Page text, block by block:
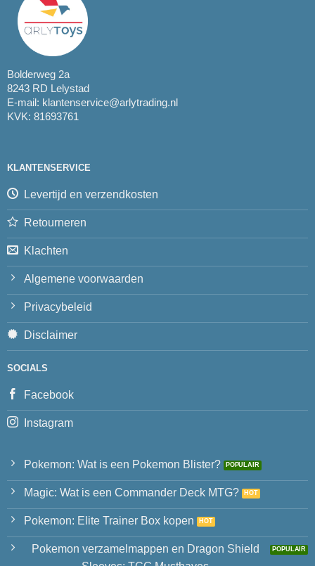
Bolderweg 2a
8243 RD Lelystad
E-mail: klantenservice@arlytrading.nl
KVK: 81693761
KLANTENSERVICE
Levertijd en verzendkosten
Retourneren
Klachten
Algemene voorwaarden
Privacybeleid
Disclaimer
SOCIALS
Facebook
Instagram
Pokemon: Wat is een Pokemon Blister?
Magic: Wat is een Commander Deck MTG?
Pokemon: Elite Trainer Box kopen
Pokemon verzamelmappen en Dragon Shield